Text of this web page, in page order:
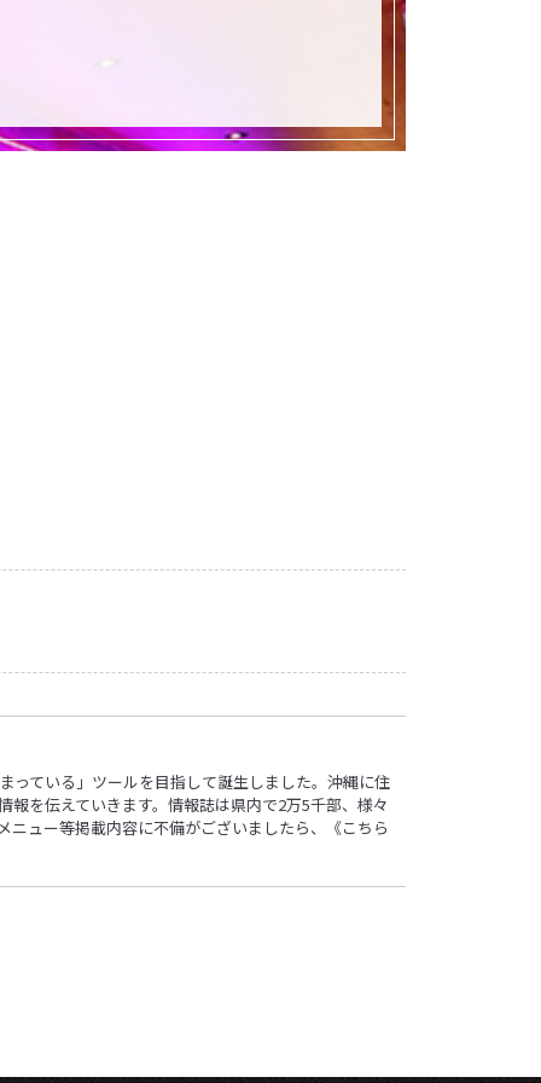
ている」ツールを目指して誕生しました。沖縄に住
を伝えていきます。情報誌は県内で2万5千部、様々
ュー等掲載内容に不備がございましたら、
《こちら